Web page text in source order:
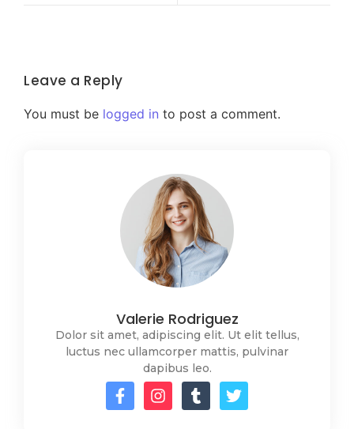
Leave a Reply
You must be logged in to post a comment.
Valerie Rodriguez
Dolor sit amet, adipiscing elit. Ut elit tellus,
luctus nec ullamcorper mattis, pulvinar
dapibus leo.